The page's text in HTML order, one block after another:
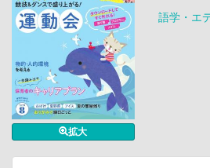
拡大
語学・エ